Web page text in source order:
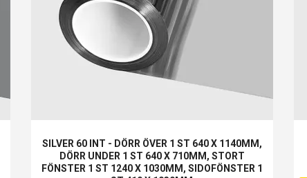
SILVER 60 INT - DÖRR ÖVER 1 ST 640 X 1140MM,
DÖRR UNDER 1 ST 640 X 710MM, STORT
FÖNSTER 1 ST 1240 X 1030MM, SIDOFÖNSTER 1